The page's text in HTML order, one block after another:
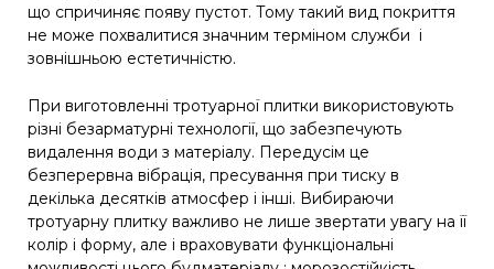
що спричиняє появу пустот. Тому такий вид покриття
не може похвалитися значним терміном служби і
зовнішньою естетичністю.
При виготовленні тротуарної плитки використовують
різні безарматурні технології, що забезпечують
видалення води з матеріалу. Передусім це
безперервна вібрація, пресування при тиску в
декілька десятків атмосфер і інші. Вибираючи
тротуарну плитку важливо не лише звертати увагу на її
колір і форму, але і враховувати функціональні